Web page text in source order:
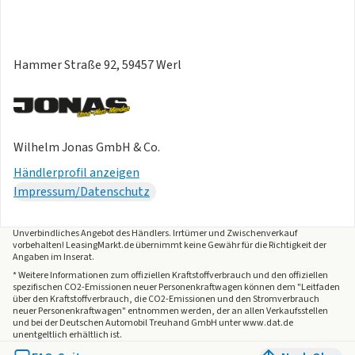
zu leasen gedenken. Eine Werksabholung ist nicht möglich.
(Haustürlieferung) zu Ihrem Standort auf eigener Achse ist
durch einen Dienstleister möglich. Hierzu muss das Fahrzeug
zwischen unserem Standort und Ihrer Adresse und betragen
zwischen 349,- € bis 899,- € (max. 1.000 km - einmalige
Betankung/Beladung inklusive).
- Die Zulassungskosten:
Diese wird durch einen externen Dienstleister durchgeführt.
Auch hier entstehen neben den Gebühren durch die
Zulassungsstelle Kosten für die Schilder sowie Personal und
Logistik. Alternativ senden wir Ihnen die Unterlagen zwecks
eigener Zulassung zu.
Hammer Straße 92, 59457 Werl
Wilhelm Jonas GmbH & Co.
Händlerprofil anzeigen
Impressum/Datenschutz
Unverbindliches Angebot desHändlers. Irrtümer und Zwischenverkauf
vorbehalten! LeasingMarkt.de übernimmt keine Gewähr für die Richtigkeit der
Angaben im Inserat.
* Weitere Informationen zum offiziellen Kraftstoffverbrauch und den offiziellen
spezifischen CO2-Emissionen neuer Personenkraftwagen können dem "Leitfaden
über den Kraftstoffverbrauch, die CO2-Emissionen und den Stromverbrauch
neuer Personenkraftwagen" entnommen werden, der an allen Verkaufsstellen
und bei der Deutschen Automobil Treuhand GmbH unter www.dat.de
unentgeltlich erhältlich ist.